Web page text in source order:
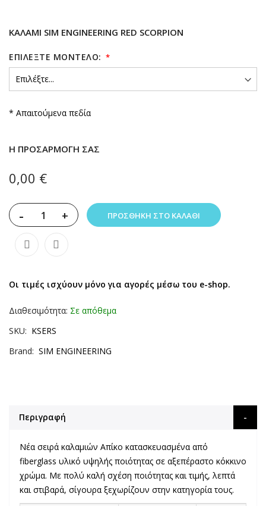
ΚΑΛΆΜΙ SIM ENGINEERING RED SCORPION
ΕΠΙΛΕΞΤΕ ΜΟΝΤΕΛΟ:
* Απαιτούμενα πεδία
Η ΠΡΟΣΑΡΜΟΓΉ ΣΑΣ
0,00 €
- + ΠΡΟΣΘΉΚΗ ΣΤΟ ΚΑΛΆΘΙ
Οι τιμές ισχύουν μόνο για αγορές μέσω του e-shop.
Διαθεσιμότητα: Σε απόθεμα
SKU
ΚSERS
Brand
SIM ENGINEERING
Περιγραφή
Νέα σειρά καλαμιών Απίκο κατασκευασμένα από
fiberglass υλικό υψηλής ποιότητας σε αξεπέραστο κόκκινο
χρώμα. Με πολύ καλή σχέση ποιότητας και τιμής, λεπτά
και στιβαρά, σίγουρα ξεχωρίζουν στην κατηγορία τους.